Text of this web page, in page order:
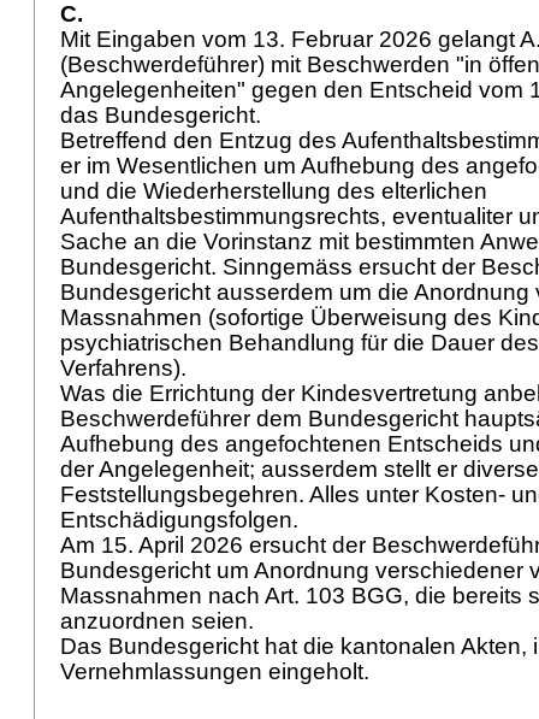
C.
Mit Eingaben vom 13. Februar 2026 gelangt
(Beschwerdeführer) mit Beschwerden "in
Angelegenheiten" gegen den Entscheid vom
das Bundesgericht.
Betreffend den Entzug des
er im Wesentlichen um Aufhebung des
und die Wiederherstellung des elterlichen
Aufenthaltsbestimmungsrechts, eventualiter
Sache an die Vorinstanz mit bestimmten
Bundesgericht. Sinngemäss ersucht der
Bundesgericht ausserdem um die Anordnung
Massnahmen (sofortige Überweisung des
psychiatrischen Behandlung für die Dauer
Verfahrens).
Was die Errichtung der Kindesvertretung
Beschwerdeführer dem Bundesgericht
Aufhebung des angefochtenen Entscheids
der Angelegenheit; ausserdem stellt er diverse
Feststellungsbegehren. Alles unter Kosten-
Entschädigungsfolgen.
Am 15. April 2026 ersucht der
Bundesgericht um Anordnung verschiedener
Massnahmen nach Art. 103 BGG, die bereits
anzuordnen seien.
Das Bundesgericht hat die kantonalen Akten,
Vernehmlassungen eingeholt.